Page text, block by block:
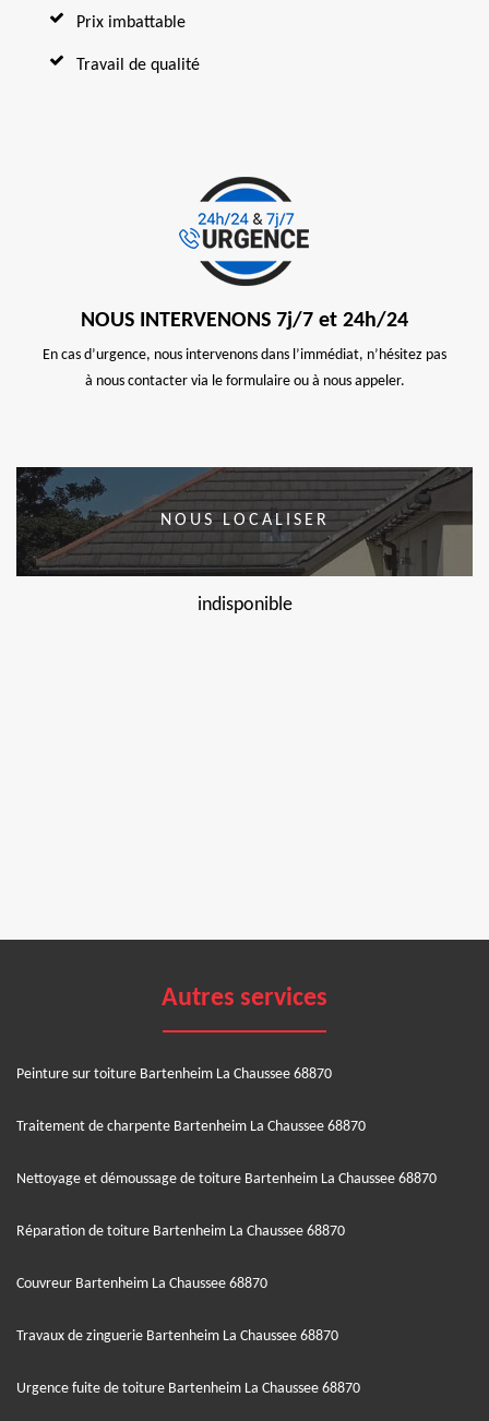
Prix imbattable
Travail de qualité
NOUS INTERVENONS 7j/7 et 24h/24
En cas d’urgence, nous intervenons dans l’immédiat, n’hésitez pas
à nous contacter via le formulaire ou à nous appeler.
NOUS LOCALISER
indisponible
Autres services
Peinture sur toiture Bartenheim La Chaussee 68870
Traitement de charpente Bartenheim La Chaussee 68870
Nettoyage et démoussage de toiture Bartenheim La Chaussee 68870
Réparation de toiture Bartenheim La Chaussee 68870
Couvreur Bartenheim La Chaussee 68870
Travaux de zinguerie Bartenheim La Chaussee 68870
Urgence fuite de toiture Bartenheim La Chaussee 68870